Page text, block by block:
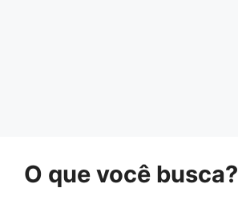
O que você busca?